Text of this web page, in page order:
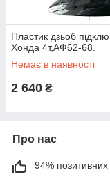
Пластик дзьоб
Хонда 4т,АФ62-68.
Немає в наявності
2 640 ₴
Про нас
94% позитивних